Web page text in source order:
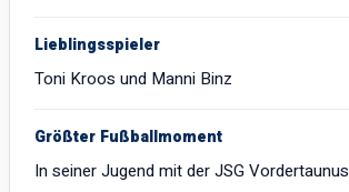
Lieblingsspieler
Toni Kroos und Manni Binz
Größter Fußballmoment
In seiner Jugend mit der JSG Vordertaunus